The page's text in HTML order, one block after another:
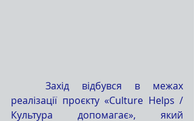
реалізації проєкту «Culture Helps /
Культура допомагає», який